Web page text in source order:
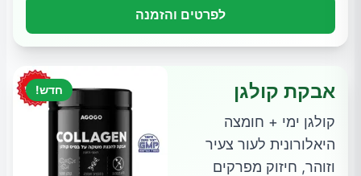
לפרטים והזמנה
חדש! אבקת קולגן
קולגן ימי + חומצה
היאלורונית לעור צעיר
וזוהר, חיזוק מפרקים